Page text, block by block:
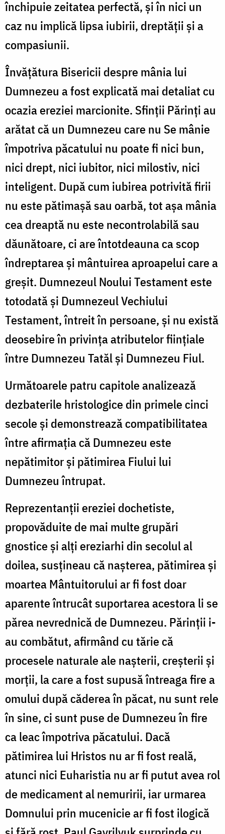
închipuie zeitatea perfectă, şi în nici un
caz nu implică lipsa iubirii, dreptăţii şi a
compasiunii.
Învăţătura Bisericii despre mânia lui
Dumnezeu a fost explicată mai detaliat cu
ocazia ereziei marcionite. Sfinţii Părinţi au
arătat că un Dumnezeu care nu Se mânie
împotriva păcatului nu poate fi nici bun,
nici drept, nici iubitor, nici milostiv, nici
inteligent. După cum iubirea potrivită firii
nu este pătimaşă sau oarbă, tot aşa mânia
cea dreaptă nu este necontrolabilă sau
dăunătoare, ci are întotdeauna ca scop
îndreptarea şi mântuirea aproapelui care a
greşit. Dumnezeul Noului Testament este
totodată şi Dumnezeul Vechiului
Testament, întreit în persoane, şi nu există
deosebire în privinţa atributelor fiinţiale
între Dumnezeu Tatăl şi Dumnezeu Fiul.
Următoarele patru capitole analizează
dezbaterile hristologice din primele cinci
secole şi demonstrează compatibilitatea
între afirmaţia că Dumnezeu este
nepătimitor şi pătimirea Fiului lui
Dumnezeu întrupat.
Reprezentanţii ereziei dochetiste,
propovăduite de mai multe grupări
gnostice şi alţi ereziarhi din secolul al
doilea, susţineau că naşterea, pătimirea şi
moartea Mântuitorului ar fi fost doar
aparente întrucât suportarea acestora li se
părea nevrednică de Dumnezeu. Părinţii i-
au combătut, afirmând cu tărie că
procesele naturale ale naşterii, creşterii şi
morţii, la care a fost supusă întreaga fire a
omului după căderea în păcat, nu sunt rele
în sine, ci sunt puse de Dumnezeu în fire
ca leac împotriva păcatului. Dacă
pătimirea lui Hristos nu ar fi fost reală,
atunci nici Euharistia nu ar fi putut avea rol
de medicament al nemuririi, iar urmarea
Domnului prin mucenicie ar fi fost ilogică